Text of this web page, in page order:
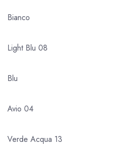
Bianco
Light Blu 08
Blu
Avio 04
Verde Acqua 13